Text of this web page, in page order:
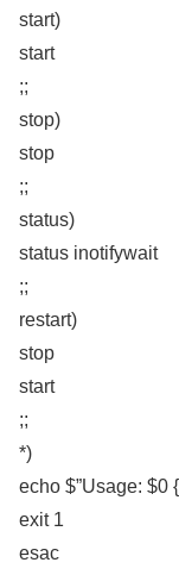
start)
start
;;
stop)
stop
;;
status)
status inotifywait
;;
restart)
stop
start
;;
*)
echo $”Usage: $0
exit 1
esac